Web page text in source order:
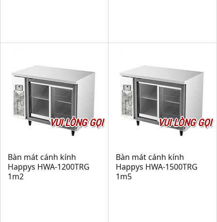
VUI LÒNG GỌI
Bàn mát cánh kính
Happys HWA-1200TRG
1m2
VUI LÒNG GỌI
Bàn mát cánh kính
Happys HWA-1500TRG
1m5